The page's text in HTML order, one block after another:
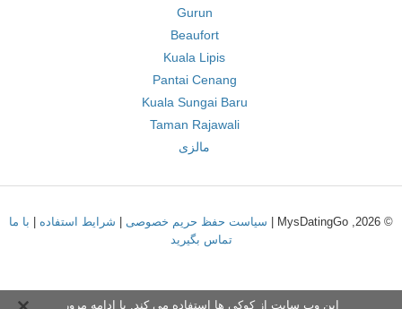
Gurun
Beaufort
Kuala Lipis
Pantai Cenang
Kuala Sungai Baru
Taman Rajawali
مالزی
© 2026, MysDatingGo | سیاست حفظ حریم خصوصی شرایط استفاده
با ما
تماس بگیرید
این وب سایت از کوکی ها استفاده می کند. با ادامه مرور